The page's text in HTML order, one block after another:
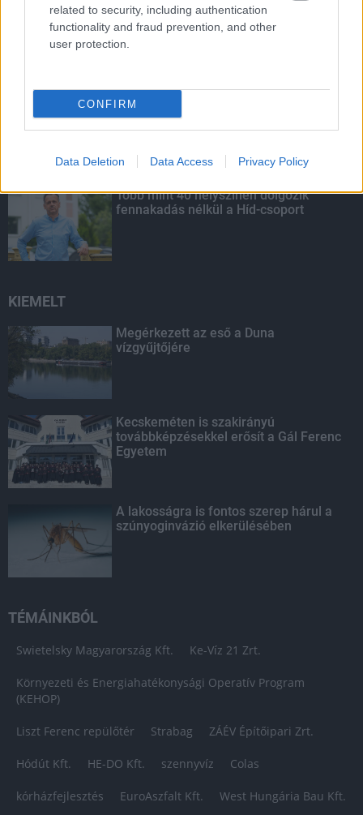
related to security, including authentication
functionality and fraud prevention, and other
user protection.
CONFIRM
Data Deletion Data Access Privacy Policy
Indul a diákok pénzügyi ismereteit
erősítő Pénz7 programsorozat
Budapest-Pécs, Budapest-Szolnok:
gyorsabb és biztonságosabb lett a vasút
Több mint 40 helyszínen dolgozik
fennakadás nélkül a Híd-csoport
KIEMELT
Megérkezett az eső a Duna
vízgyűjtőjére
Kecskeméten is szakirányú
továbbképzésekkel erősít a Gál Ferenc
Egyetem
A lakosságra is fontos szerep hárul a
szúnyoginvázió elkerülésében
TÉMÁINKBÓL
Swietelsky Magyarország Kft. Ke-Víz 21 Zrt.
Környezeti és Energiahatékonysági Operatív Program
(KEHOP)
Liszt Ferenc repülőtér Strabag ZÁÉV Építőipari Zrt.
Hódút Kft. HE-DO Kft. szennyvíz Colas
kórházfejlesztés EuroAszfalt Kft. West Hungária Bau Kft.